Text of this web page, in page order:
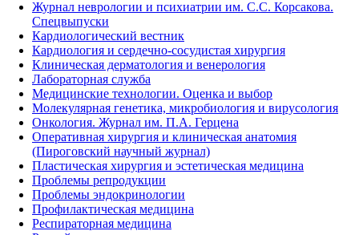
Журнал неврологии и психиатрии им. С.С. Корсакова.
Спецвыпуски
Кардиологический вестник
Кардиология и сердечно-сосудистая хирургия
Клиническая дерматология и венерология
Лабораторная служба
Медицинские технологии. Оценка и выбор
Молекулярная генетика, микробиология и вирусология
Онкология. Журнал им. П.А. Герцена
Оперативная хирургия и клиническая анатомия
(Пироговский научный журнал)
Пластическая хирургия и эстетическая медицина
Проблемы репродукции
Проблемы эндокринологии
Профилактическая медицина
Респираторная медицина